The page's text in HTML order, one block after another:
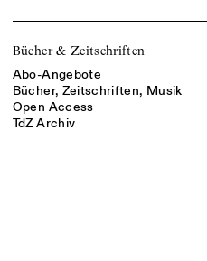
Bücher & Zeitschriften
Abo-Angebote
Bücher, Zeitschriften, Musik
Open Access
TdZ Archiv